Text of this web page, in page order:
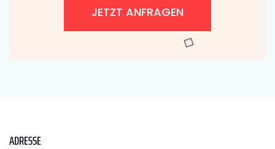
JETZT ANFRAGEN
ADRESSE